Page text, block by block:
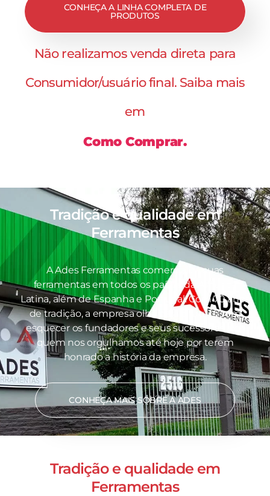
CONHEÇA A LINHA COMPLETA DE
PRODUTOS
Não realizamos venda direta para
Consumidor/usuário final. Saiba mais
em
Como Comprar.
Tradição e qualidade em
Ferramentas
A Ades Ferramentas comercializa suas
ferramentas em todos os países da América
Latina, além de Espanha e Portugal. Com 70 anos
de tradição, a empresa olha para o futuro sem
esquecer os fundadores e seus sucessores, por
quem nos orgulhamos até hoje por terem
honrado a história da empresa.
CONHEÇA MAIS SOBRE A ADES
Tradição e qualidade em
Ferramentas